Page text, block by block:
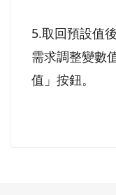
5.取回預設值
需求調整變數
值」按鈕。